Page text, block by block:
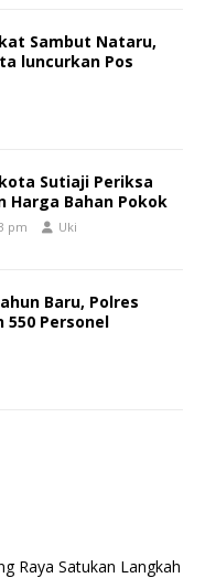
Sambut Nataru,
luncurkan Pos
Sutiaji Periksa
Harga Bahan Pokok
pm Uki
Baru, Polres
Personel
Raya Satukan Langkah